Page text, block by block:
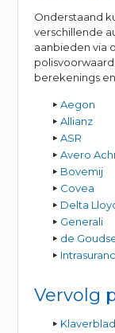
Onderstaand
verschillende
aanbieden via
berekenings
Aegon
Allianz
ASR
Avero
Bovemij
Covea
Delta
Generali
de
Vervolg
Klaverblad